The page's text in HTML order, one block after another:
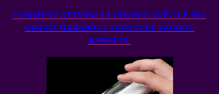
COMMENT ATTIRER LA CHANCE AVEC LE SEL
GRAND MARABOUT SPIRITUEL VAUDOU
KOKOUVI.